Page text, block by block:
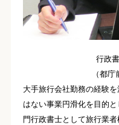
行政
（都
大手旅行会社勤務の経験
はない事業円滑化を目的
門行政書士として旅行業者